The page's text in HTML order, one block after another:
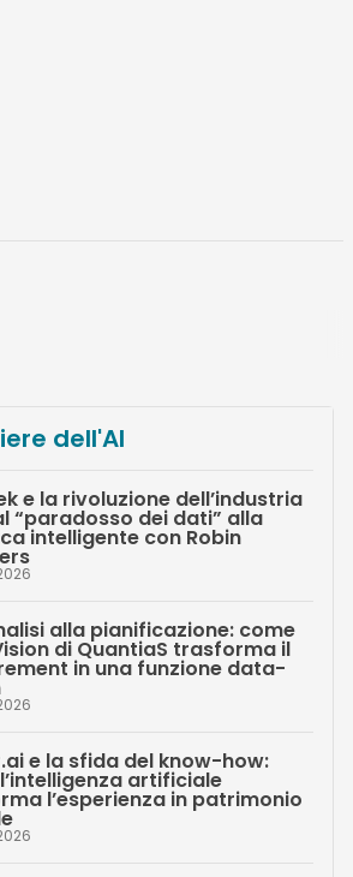
dell'AI
e la rivoluzione dell’industria
“paradosso dei dati” alla
intelligente con Robin
alla pianificazione: come
di QuantiaS trasforma il
in una funzione data-
e la sfida del know-how:
artificiale
l’esperienza in patrimonio